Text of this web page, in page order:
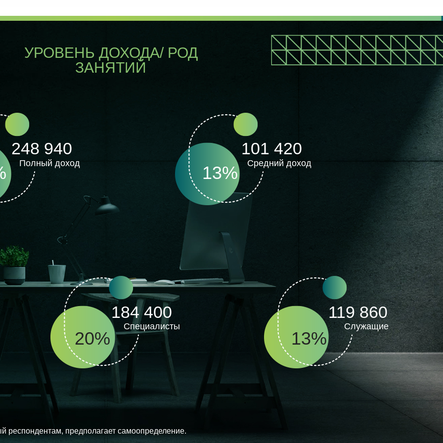
УРОВЕНЬ ДОХОДА/ РОД
ЗАНЯТИЙ
13%
20% 13%
248 940 101 420
184 400 119 860
Полный доход Средний доход
Специалисты Служащие
предполагает самоопределение.